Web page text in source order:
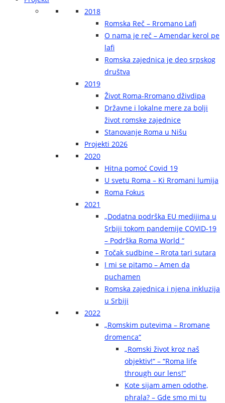
2018
Romska Reč – Rromano Lafi
O nama je reč – Amendar kerol pe
lafi
Romska zajednica je deo srpskog
društva
2019
Život Roma-Rromano dživdipa
Državne i lokalne mere za bolji
život romske zajednice
Stanovanje Roma u Nišu
Projekti 2026
2020
Hitna pomoć Covid 19
U svetu Roma – Ki Rromani lumija
Roma Fokus
2021
„Dodatna podrška EU medijima u
Srbiji tokom pandemije COVID-19
– Podrška Roma World “
Točak sudbine – Rrota tari sutara
I mi se pitamo – Amen da
puchamen
Romska zajednica i njena inkluzija
u Srbiji
2022
„Romskim putevima – Rromane
dromenca“
„Romski život kroz naš
objektiv!“ – “Roma life
through our lens!”
Kote sijam amen odothe,
phrala? – Gde smo mi tu